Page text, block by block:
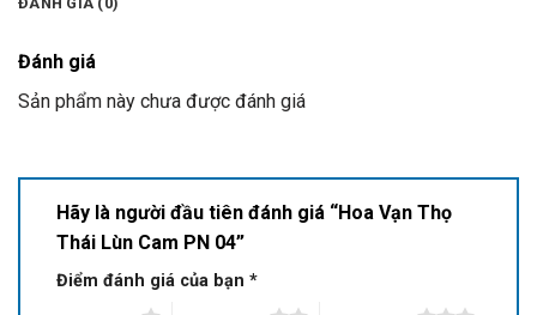
Đánh giá
Sản phẩm này chưa được đánh giá
Hãy là người đầu tiên đánh giá “Hoa Vạn Thọ
Thái Lùn Cam PN 04”
Điểm đánh giá của bạn *